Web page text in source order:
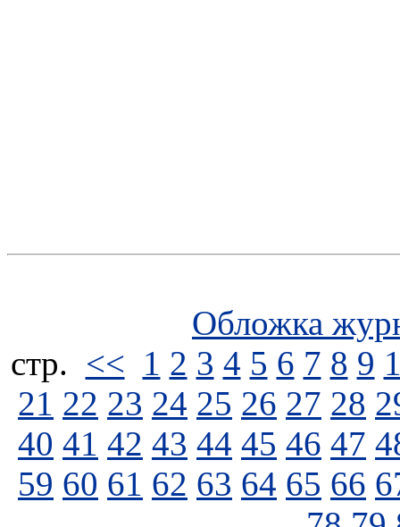
Обложка
стp. << 1 2 3 4 5 6 7 8 9
21 22 23 24 25 26 27 28
40 41 42 43 44 45 46 47
59 60 61 62 63 64 65 66